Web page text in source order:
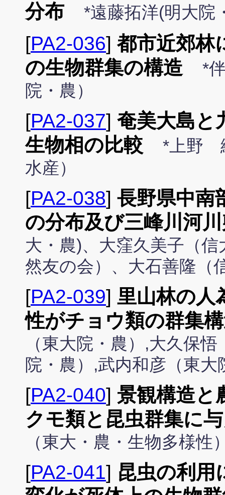
分布
*遠藤拓洋(明大院
[PA2-036] 都市近郊林
の生物群集の構造
*
院・農）
[PA2-037] 奄美大島と
生物相の比較
*上野
水産）
[PA2-038] 長野県中南
の分布及び三峰川河
大・農)、大窪久美子（
然友の会）、大石善隆（
[PA2-039] 里山林の人
性がチョウ類の群集
（東大院・農）,大久保
院・農）,武内和彦（東大
[PA2-040] 景観構造と
クモ類と昆虫群集に
（東大・農・生物多様性
[PA2-041] 昆虫の利用